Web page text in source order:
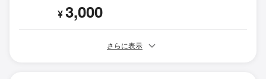
¥3,000
さらに表示